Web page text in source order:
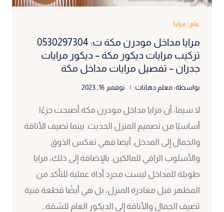
عام| مرايا
مرايا مداخل مودرن مكة ت: 0530297304
تركيب مرايات ديكور مكة – ديكور مرايات
جدران – تفصيل مرايات مداخل مكة
بواسطة: معلم دهانات نوفمبر 16, 2023
لا سيما، أن مرايا مداخل مودرن مكة أصبحت جزءًا
أساسيًا من تصميم المنزل الحديث. بينما تضيف الأناقة
والجمال إلى المدخل. أيضا فهي تعكس الذوق
والأسلوب الراقي للمالكين. بالإضافة إلى ذلك، مرايا
طويلة للمداخل ليست مجرد أداة عملية للتأكد من
المظهر قبل مغادرة المنزل، بل هي أيضًا قطعة فنية
تضيف الجمال والأناقة إلى الديكور العام للشقة…